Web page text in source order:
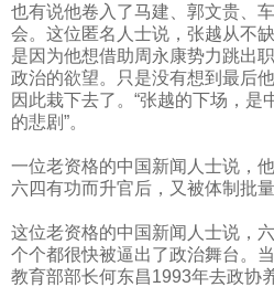
也有说他卷入了马建、郭文贵、
会。这位匿名人士说，张越从不
是因为他想借助周永康势力跳出
政治的欲望。只是没有想到最后
因此栽下去了。“张越的下场，是
的悲剧”。
一位老资格的中国新闻人士说，
六四有功而升官后，又被体制批
这位老资格的中国新闻人士说，
个个都很快被逼出了政治舞台。
教育部部长何东昌1993年去政协